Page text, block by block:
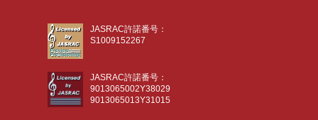
JASRAC許諾番号：
S1009152267
JASRAC許諾番号：
9013065002Y38029
9013065013Y31015